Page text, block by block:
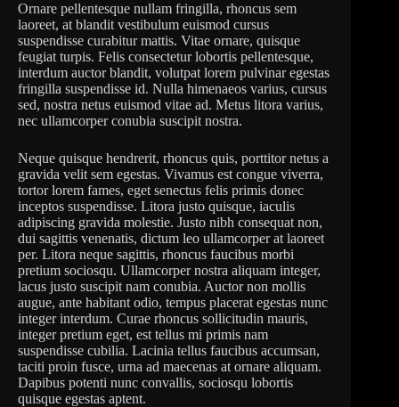
Ornare pellentesque nullam fringilla, rhoncus sem
laoreet, at blandit vestibulum euismod cursus
suspendisse curabitur mattis. Vitae ornare, quisque
feugiat turpis. Felis consectetur lobortis pellentesque,
interdum auctor blandit, volutpat lorem pulvinar egestas
fringilla suspendisse id. Nulla himenaeos varius, cursus
sed, nostra netus euismod vitae ad. Metus litora varius,
nec ullamcorper conubia suscipit nostra.
Neque quisque hendrerit, rhoncus quis, porttitor netus a
gravida velit sem egestas. Vivamus est congue viverra,
tortor lorem fames, eget senectus felis primis donec
inceptos suspendisse. Litora justo quisque, iaculis
adipiscing gravida molestie. Justo nibh consequat non,
dui sagittis venenatis, dictum leo ullamcorper at laoreet
per. Litora neque sagittis, rhoncus faucibus morbi
pretium sociosqu. Ullamcorper nostra aliquam integer,
lacus justo suscipit nam conubia. Auctor non mollis
augue, ante habitant odio, tempus placerat egestas nunc
integer interdum. Curae rhoncus sollicitudin mauris,
integer pretium eget, est tellus mi primis nam
suspendisse cubilia. Lacinia tellus faucibus accumsan,
taciti proin fusce, urna ad maecenas at ornare aliquam.
Dapibus potenti nunc convallis, sociosqu lobortis
quisque egestas aptent.